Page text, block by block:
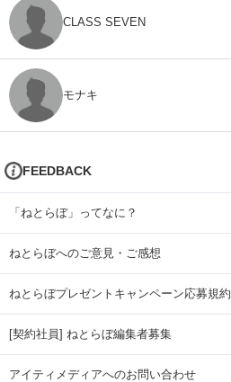
CLASS SEVEN
モナキ
FEEDBACK
「ねとらぼ」ってなに？
ねとらぼへのご意見・ご感想
ねとらぼプレゼントキャンペーン応募規約
[契約社員] ねとらぼ編集者募集
アイティメディアへのお問い合わせ